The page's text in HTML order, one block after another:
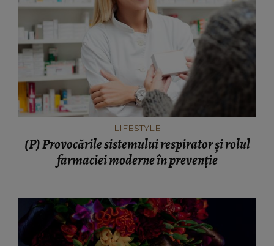
LIFESTYLE
(P) Provocările sistemului respirator și rolul
farmaciei moderne în prevenție